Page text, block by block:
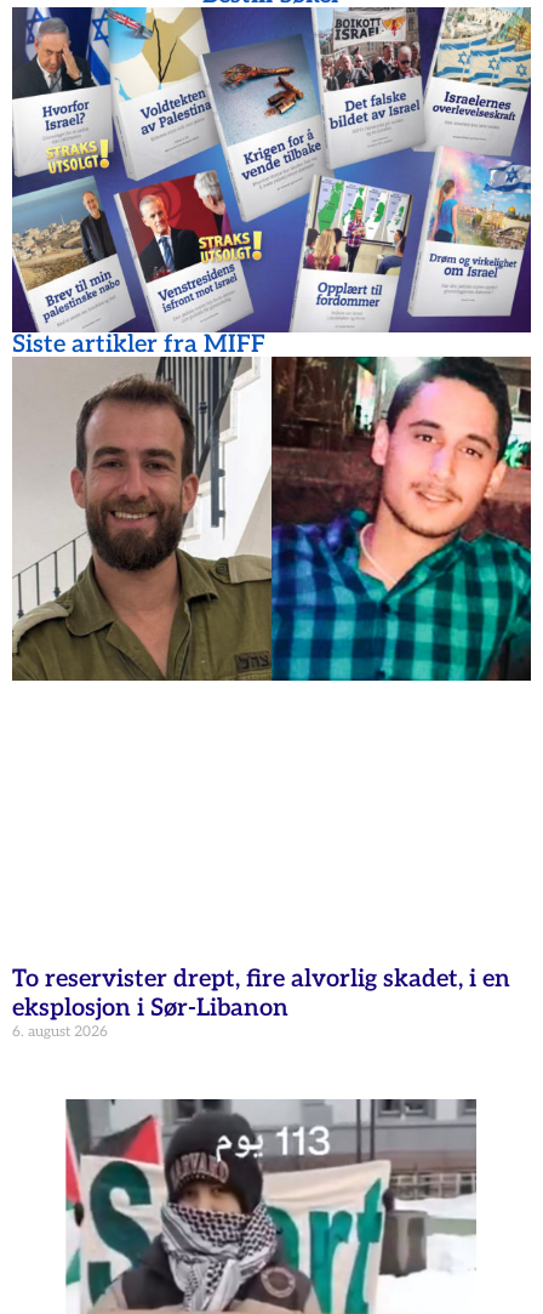
Siste artikler fra MIFF
To reservister drept, fire alvorlig skadet, i en
eksplosjon i Sør-Libanon
6. august 2026